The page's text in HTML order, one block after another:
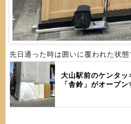
先日通った時は囲いに覆われた状態
大山駅前のケンタ
「舎鈴」がオープン